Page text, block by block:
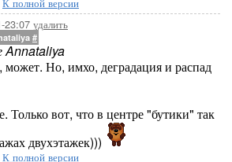
23:07 удалить
#
Annataliya
может. Но, имхо, деградация и распад
Только вот, что в центре "бутики" так
двухэтажек)))
К полной версии